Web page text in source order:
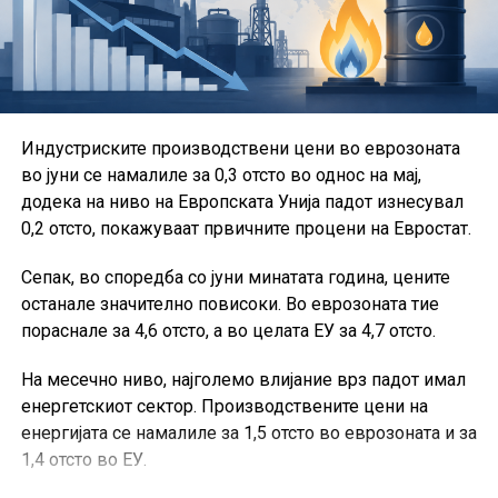
дистрибуција, Комората за индустрија и развој и
Комората за превенција, заштита од пожари и кризен
менаџмент.
проекти, за игри на среќа и за стартапи.
Од ССКМ посочуваат дека остануваат посветени на
создавање современ и обединет коморски систем,
клима, развој на претприемништвото и поголема
конкурентност на македонските компании.
Индустриските производствени цени во еврозоната
во јуни се намалиле за 0,3 отсто во однос на мај,
додека на ниво на Европската Унија падот изнесувал
0,2 отсто, покажуваат првичните процени на Евростат.
Сепак, во споредба со јуни минатата година, цените
останале значително повисоки. Во еврозоната тие
пораснале за 4,6 отсто, а во целата ЕУ за 4,7 отсто.
На месечно ниво, најголемо влијание врз падот имал
енергетскиот сектор. Производствените цени на
енергијата се намалиле за 1,5 отсто во еврозоната и за
1,4 отсто во ЕУ.